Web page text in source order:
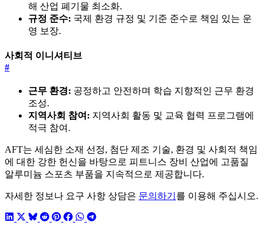
해 산업 폐기물 최소화.
규정 준수: 국제 환경 규정 및 기준 준수로 책임 있는 운
영 보장.
사회적 이니셔티브
#
근무 환경: 공정하고 안전하며 학습 지향적인 근무 환경
조성.
지역사회 참여: 지역사회 활동 및 교육 협력 프로그램에
적극 참여.
AFT는 세심한 소재 선정, 첨단 제조 기술, 환경 및 사회적 책임
에 대한 강한 헌신을 바탕으로 피트니스 장비 산업에 고품질
알루미늄 스포츠 부품을 지속적으로 제공합니다.
자세한 정보나 요구 사항 상담은 문의하기 를 이용해 주십시오.